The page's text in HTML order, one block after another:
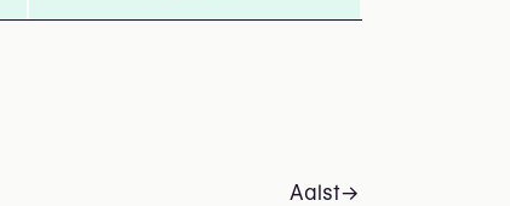
Aalst→